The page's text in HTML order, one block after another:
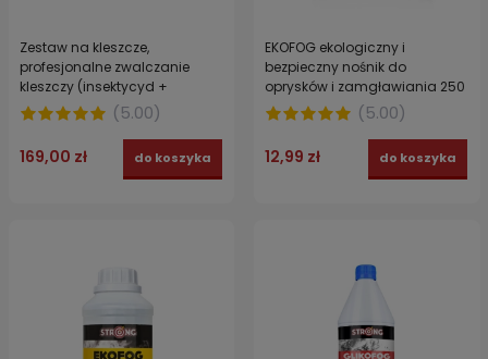
Zestaw na kleszcze,
profesjonalne zwalczanie
kleszczy (insektycyd +
wzmacniacz polimerowy) -
TICKS DOUBLE POWER STRONG
(5.00)
169,00 zł do koszyka
EKOFOG ekologiczny i
bezpieczny nośnik do
oprysków i zamgławiania 250
ml
(5.00)
12,99 zł do koszyka